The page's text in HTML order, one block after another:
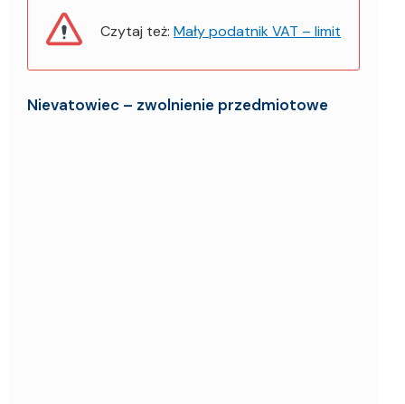
Czytaj też: Mały podatnik VAT – limit
Nievatowiec – zwolnienie przedmiotowe